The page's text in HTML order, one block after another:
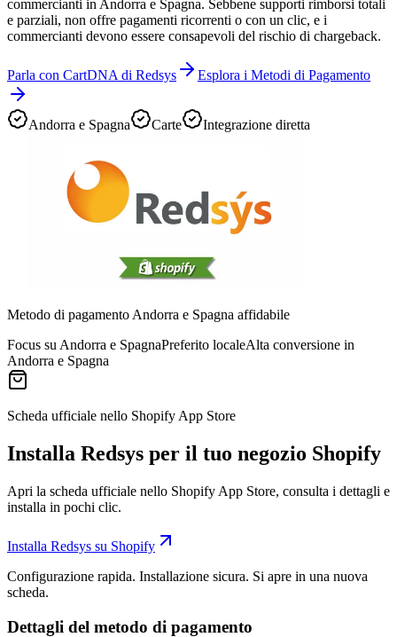
commercianti in Andorra e Spagna. Sebbene supporti rimborsi totali
e parziali, non offre pagamenti ricorrenti o con un clic, e i
commercianti devono essere consapevoli del rischio di chargeback.
Parla con CartDNA di Redsys Esplora i Metodi di Pagamento
Andorra e Spagna Carte Integrazione diretta
Metodo di pagamento Andorra e Spagna affidabile
Focus su Andorra e SpagnaPreferito localeAlta conversione in
Andorra e Spagna
Scheda ufficiale nello Shopify App Store
Installa Redsys per il tuo negozio Shopify
Apri la scheda ufficiale nello Shopify App Store, consulta i dettagli e
installa in pochi clic.
Installa Redsys su Shopify
Configurazione rapida. Installazione sicura. Si apre in una nuova
scheda.
Dettagli del metodo di pagamento